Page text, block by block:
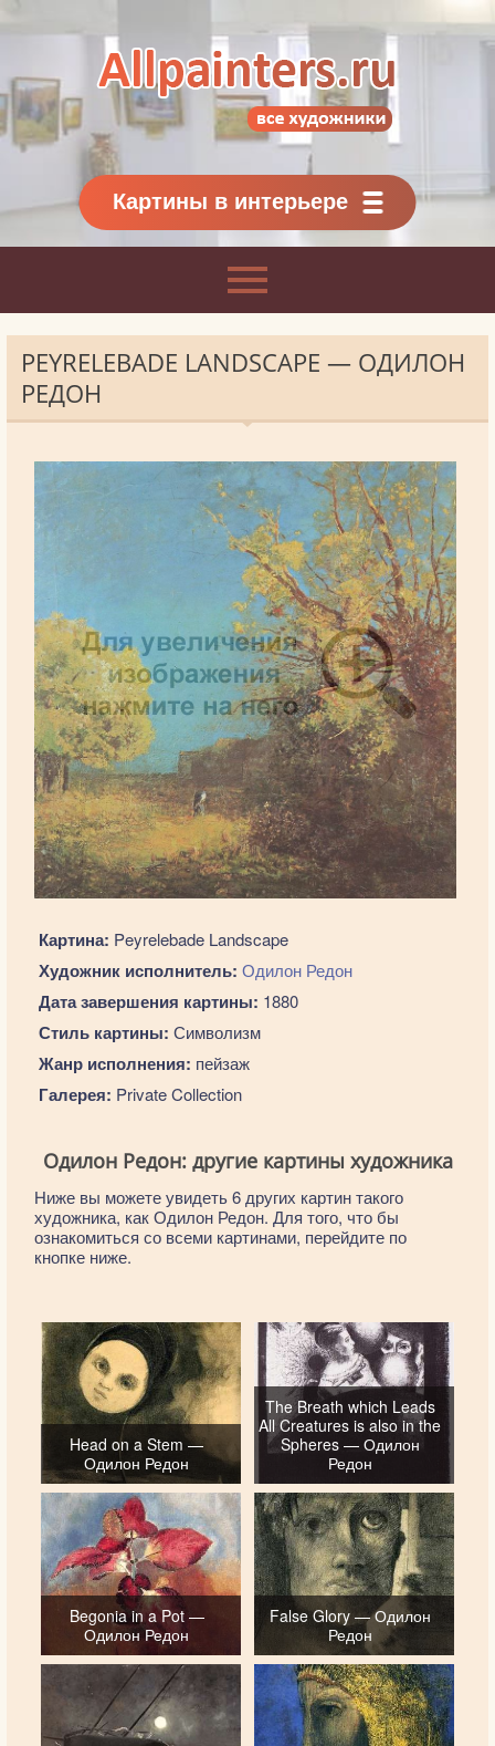
Картины классиков
и современников
Картины в интерьере
PEYRELEBADE LANDSCAPE — ОДИЛОН
РЕДОН
Картина: Peyrelebade Landscape
Художник исполнитель: Одилон Редон
Дата завершения картины: 1880
Стиль картины: Символизм
Жанр исполнения: пейзаж
Галерея: Private Collection
Одилон Редон: другие картины художника
Ниже вы можете увидеть 6 других картин такого
художника, как Одилон Редон. Для того, что бы
ознакомиться со всеми картинами, перейдите по
кнопке ниже.
Head on a Stem —
Одилон Редон
The Breath which Leads
All Creatures is also in the
Spheres — Одилон
Редон
Begonia in a Pot —
Одилон Редон
False Glory — Одилон
Редон